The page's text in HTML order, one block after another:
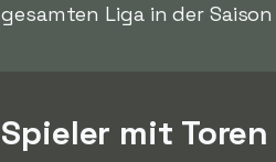
gesamten Liga in der Saison
Spieler mit